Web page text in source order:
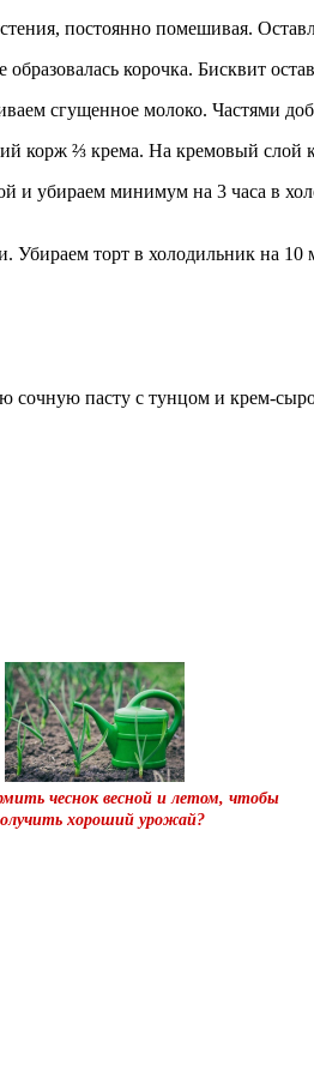
постоянно помешивая.
корочка. Бисквит
сгущенное молоко. Частями
корж ⅔ крема. На кремовый слой
убираем минимум на 3 часа в
Убираем торт в холодильник на
сочную пасту с тунцом и крем-
чеснок весной и летом, чтобы
хороший урожай?